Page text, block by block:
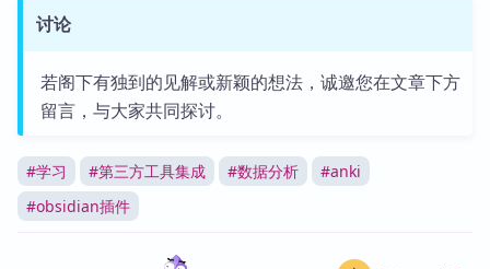
讨论
若阁下有独到的见解或新颖的想法，诚邀您在文章下方
留言，与大家共同探讨。
#学习 #第三方工具集成 #数据分析 #anki
#obsidian插件